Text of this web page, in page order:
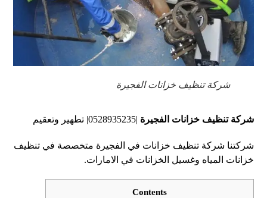
شركة تنظيف خزانات الفجيرة
شركة تنظيف خزانات الفجيرة |0528935235| تطهير وتعقيم
شركتنا شركة تنظيف خزانات في الفجيرة متخصصة في تنظيف
خزانات المياه وغسيل الخزانات في الامارات.
Contents